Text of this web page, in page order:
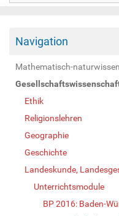
Navigation
Mathematisch-
Ethik
Religionslehren
Geographie
Geschichte
Landeskunde,
Unterrichtsmodule
BP 2016: Baden-